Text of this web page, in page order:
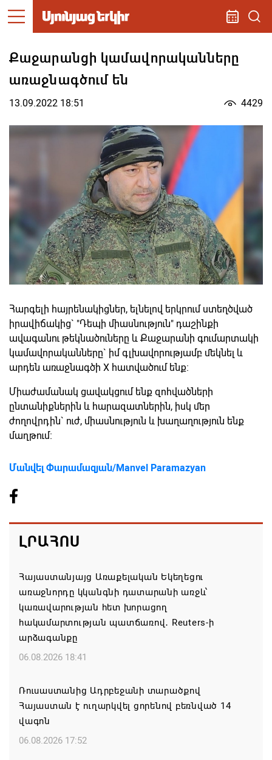
Քաջարանցի կամավորականները
առաջնագծում են
13.09.2022 18:51 4429
Հարգելի հայրենակիցներ, ելնելով երկրում ստեղծված
իրավիճակից` "Դեպի միասնություն" դաշինքի
ավագանու թեկնածուները և Քաջարանի գումարտակի
կամավորականները` իմ գլխավորությամբ մեկնել և
արդեն առաջնագծի X հատվածում ենք։
Միաժամանակ ցավակցում ենք զոհվածների
ընտանիքներին և հարազատներին, իսկ մեր
ժողովրդին` ուժ, միասնություն և խաղաղություն ենք
մաղթում։
Մանվել Փարամազյան/Manvel Paramazyan
ԼՐԱՀՈՍ
Հայաստանյայց Առաքելական Եկեղեցու
առաջնորդը կկանգնի դատարանի առջև՝
կառավարության հետ խորացող
հակամարտության պատճառով․ Reuters-ի
արձագանքը
06.08.2026 18:41
Ռուսաստանից Ադրբեջանի տարածքով
Հայաստան է ուղարկվել ցորենով բեռնված 14
վագոն
06.08.2026 17:52